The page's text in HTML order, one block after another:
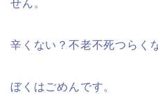
せん。
辛くない？不老不死つらく
ぼくはごめんです。